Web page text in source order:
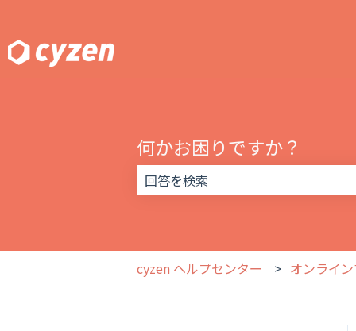
何かお困りですか？
cyzen ヘルプセンター オンライ